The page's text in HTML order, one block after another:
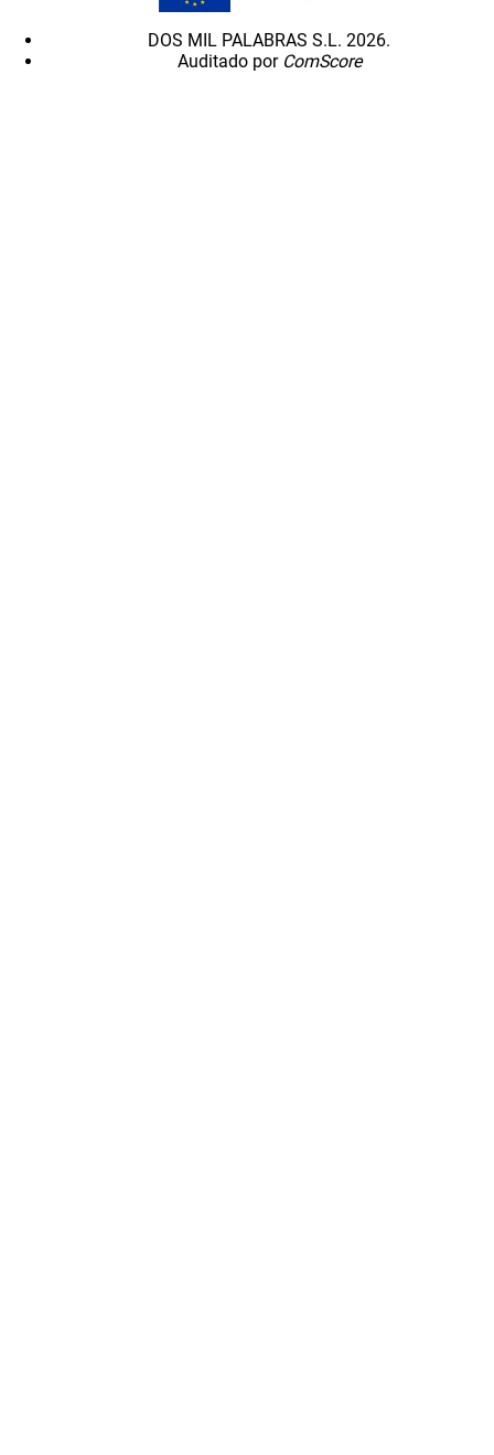
DOS MIL PALABRAS S.L. 2026.
Auditado por ComScore